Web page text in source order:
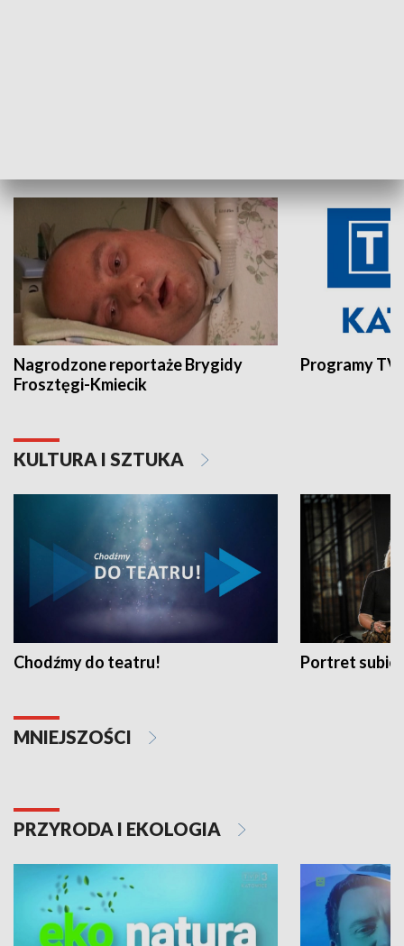
Nagrodzone reportaże Brygidy
Frosztęgi-Kmiecik
Programy
KULTURA I SZTUKA
Chodźmy do teatru! Portret
MNIEJSZOŚCI
PRZYRODA I EKOLOGIA